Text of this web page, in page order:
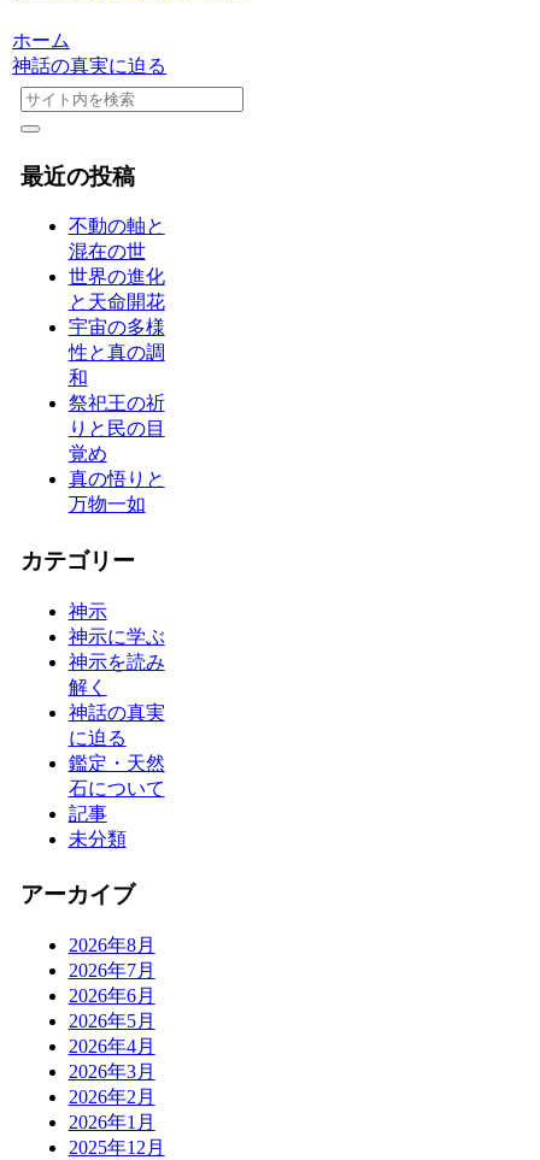
ホーム
神話の真実に迫る
最近の投稿
不動の軸と
混在の世
世界の進化
と天命開花
宇宙の多様
性と真の調
和
祭祀王の祈
りと民の目
覚め
真の悟りと
万物一如
カテゴリー
神示
神示に学ぶ
神示を読み
解く
神話の真実
に迫る
鑑定・天然
石について
記事
未分類
アーカイブ
2026年8月
2026年7月
2026年6月
2026年5月
2026年4月
2026年3月
2026年2月
2026年1月
2025年12月